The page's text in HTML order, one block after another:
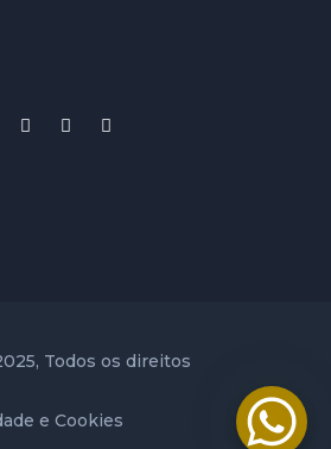
Todos os direitos
e Cookies